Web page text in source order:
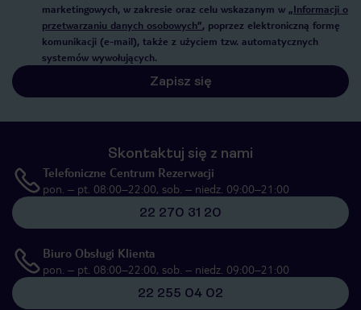
marketingowych, w zakresie oraz celu wskazanym w „Informacji o
przetwarzaniu danych osobowych”, poprzez elektroniczną formę
komunikacji (e-mail), także z użyciem tzw. automatycznych
systemów wywołujących.
Zapisz się
Skontaktuj się z nami
Telefoniczne Centrum Rezerwacji
pon. – pt. 08:00–22:00, sob. – niedz. 09:00–21:00
22 270 31 20
Biuro Obsługi Klienta
pon. – pt. 08:00–22:00, sob. – niedz. 09:00–21:00
22 255 04 02